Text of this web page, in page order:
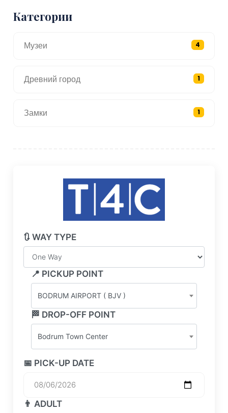
Категории
Музеи 4
Древний город 1
Замки 1
🔃 WAY TYPE
📍 PICKUP POINT
BODRUM AIRPORT ( BJV )
🏁 DROP-OFF POINT
Bodrum Town Center
📅 PICK-UP DATE
👨 ADULT